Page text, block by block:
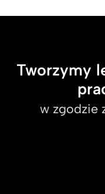
Tworzymy
w zgodzie